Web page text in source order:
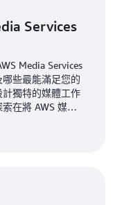
Services
Media Services
些最能滿足您的
獨特的媒體工作
在將 AWS 媒體